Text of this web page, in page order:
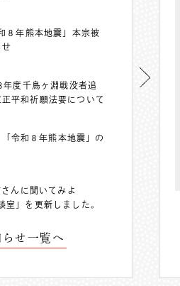
８年熊本地震」本宗被
せ
年度千鳥ヶ淵戦没者追
平和祈願法要について
「令和８年熊本地震」の
さんに聞いてみよ
室」を更新しました。
らせ一覧へ